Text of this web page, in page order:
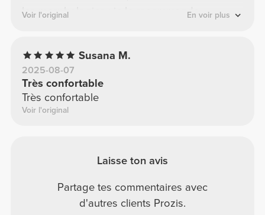
les morphologies ; je le recommande.
Voir l'original En voir plus
Susana M.
2025-08-07
Très confortable
Très confortable
Voir l'original
Laisse ton avis
Partage tes commentaires avec
d'autres clients Prozis.